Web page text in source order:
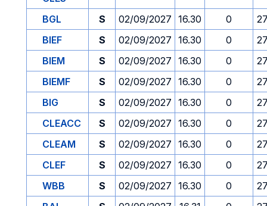
BGL S 02/09/2027 16.30 0
BIEF
S 02/09/2027 16.30 0
BIEM
S 02/09/2027 16.30 0
BIEMF
S 02/09/2027 16.30 0
BIG
S 02/09/2027 16.30 0
CLEACC
S 02/09/2027 16.30 0
CLEAM
S 02/09/2027 16.30 0
CLEF
S 02/09/2027 16.30 0
WBB
S 02/09/2027 16.30 0